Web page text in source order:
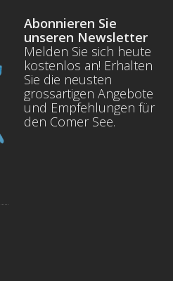
Abonnieren Sie
unseren Newsletter
Melden Sie sich heute
kostenlos an! Erhalten
Sie die neusten
grossartigen Angebote
und Empfehlungen für
den Comer See.